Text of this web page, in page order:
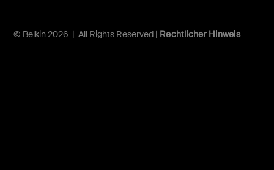
© Belkin 2026 | All Rights Reserved | Rechtlicher Hinweis